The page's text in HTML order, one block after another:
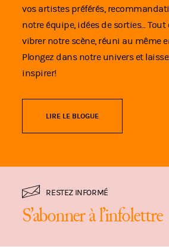
vos artistes préférés,
notre équipe, idées de sorties...
vibrer notre scène, réuni au même
Plongez dans notre univers et
inspirer!
LIRE LE BLOGUE
RESTEZ INFORMÉ
S’abonner à l’infolettre